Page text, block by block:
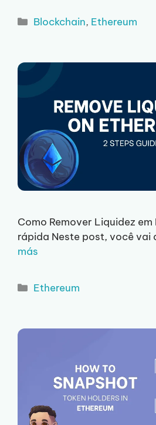
Categorias
Blockchain, Ethereum
Como Remover Liquidez
rápida Neste post, você vai
más
Categorias
Ethereum